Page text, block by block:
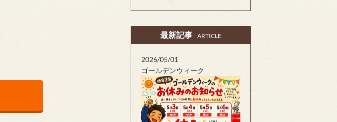
最新記事 ARTICLE
2026/05/01
ゴールデンウィーク